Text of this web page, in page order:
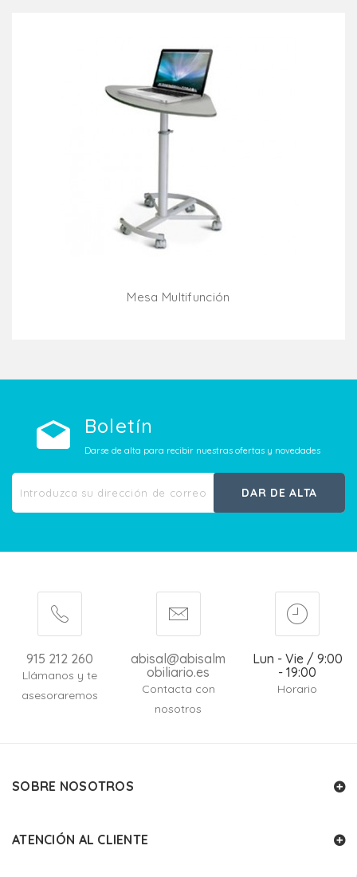
Mesa Multifunción
Boletín
Darse de alta para recibir nuestras ofertas y novedades
DAR DE ALTA
915 212 260
Llámanos y te
asesoraremos
abisal@abisalm
obiliario.es
Contacta con
nosotros
Lun - Vie / 9:00
- 19:00
Horario
SOBRE NOSOTROS
ATENCIÓN AL CLIENTE